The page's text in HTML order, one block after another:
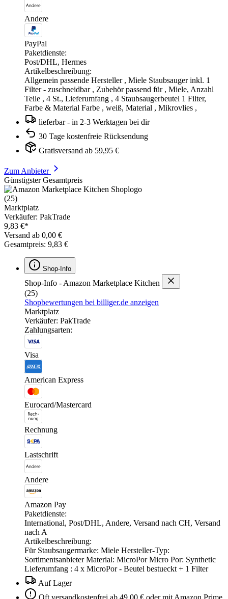
Andere
PayPal
Paketdienste:
Post/DHL, Hermes
Artikelbeschreibung:
Allgemein passende Hersteller , Miele Staubsauger inkl. 1
Filter - zuschneidbar , Zubehör passend für , Miele, Anzahl
Teile , 4 St., Lieferumfang , 4 Staubsaugerbeutel 1 Filter,
Farbe & Material Farbe , weiß, Material , Mikrovlies ,
lieferbar - in 2-3 Werktagen bei dir
30 Tage kostenfreie Rücksendung
Gratisversand ab 59,95 €
Zum Anbieter
Günstigster Gesamtpreis
(25)
Marktplatz
Verkäufer: PakTrade
9,83 €*
Versand ab 0,00 €
Gesamtpreis: 9,83 €
Shop-Info
Shop-Info - Amazon Marketplace Kitchen
(25)
Shopbewertungen bei billiger.de anzeigen
Marktplatz
Verkäufer: PakTrade
Zahlungsarten:
Visa
American Express
Eurocard/Mastercard
Rechnung
Lastschrift
Andere
Amazon Pay
Paketdienste:
International, Post/DHL, Andere, Versand nach CH, Versand
nach A
Artikelbeschreibung:
Für Staubsaugermarke: Miele Hersteller-Typ:
Sortimentsanbieter Material: MicroPor Micro Por: Synthetic
Lieferumfang : 4 x MicroPor - Beutel bestueckt + 1 Filter
Auf Lager
Oft versandkostenfrei ab 49,00 € oder mit Amazon Prime